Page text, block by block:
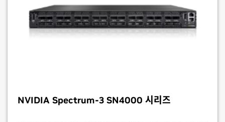
NVIDIA Spectrum-3 SN4000 시리즈